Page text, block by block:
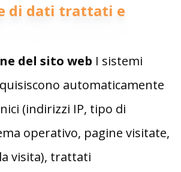
di dati trattati e
del sito web I sistemi
automaticamente
(indirizzi IP, tipo di
operativo, pagine visitate,
visita), trattati